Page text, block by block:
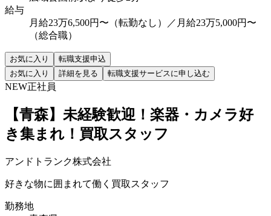
給与
月給23万6,500円〜（転勤なし）／月給23万5,000円〜
（総合職）
お気に入り
転職支援申込
お気に入り
詳細を見る 転職支援サービスに申し込む
NEW正社員
【青森】未経験歓迎！楽器・カメラ好
き集まれ！買取スタッフ
アンドトランク株式会社
好きな物に囲まれて働く買取スタッフ
勤務地